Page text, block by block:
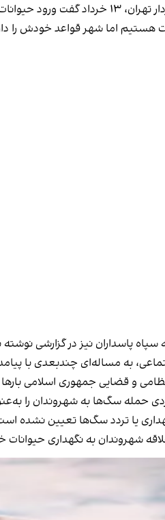
شهری اعلام شده است.
هستیم اما شهر قواعد خودش
پاسداران نیز در گزارشی
به مساله‌ای چندبعدی با
و قضایی جمهوری اسلامی بارها
حمله سگ‌ها به شهروندان را
یا تردد سگ‌ها تعیین نشده
شهروندان به نگهداری